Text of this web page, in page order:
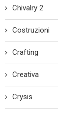
Chivalry 2
Costruzioni
Crafting
Creativa
Crysis